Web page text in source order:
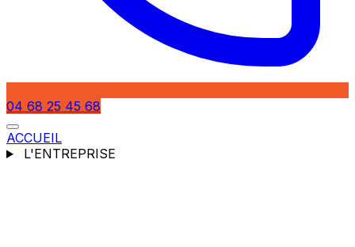
04 68 25 45 68
ACCUEIL
L'ENTREPRISE